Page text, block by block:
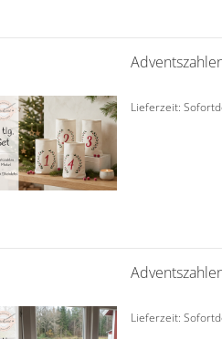
Lieferzeit:
Lieferzeit: